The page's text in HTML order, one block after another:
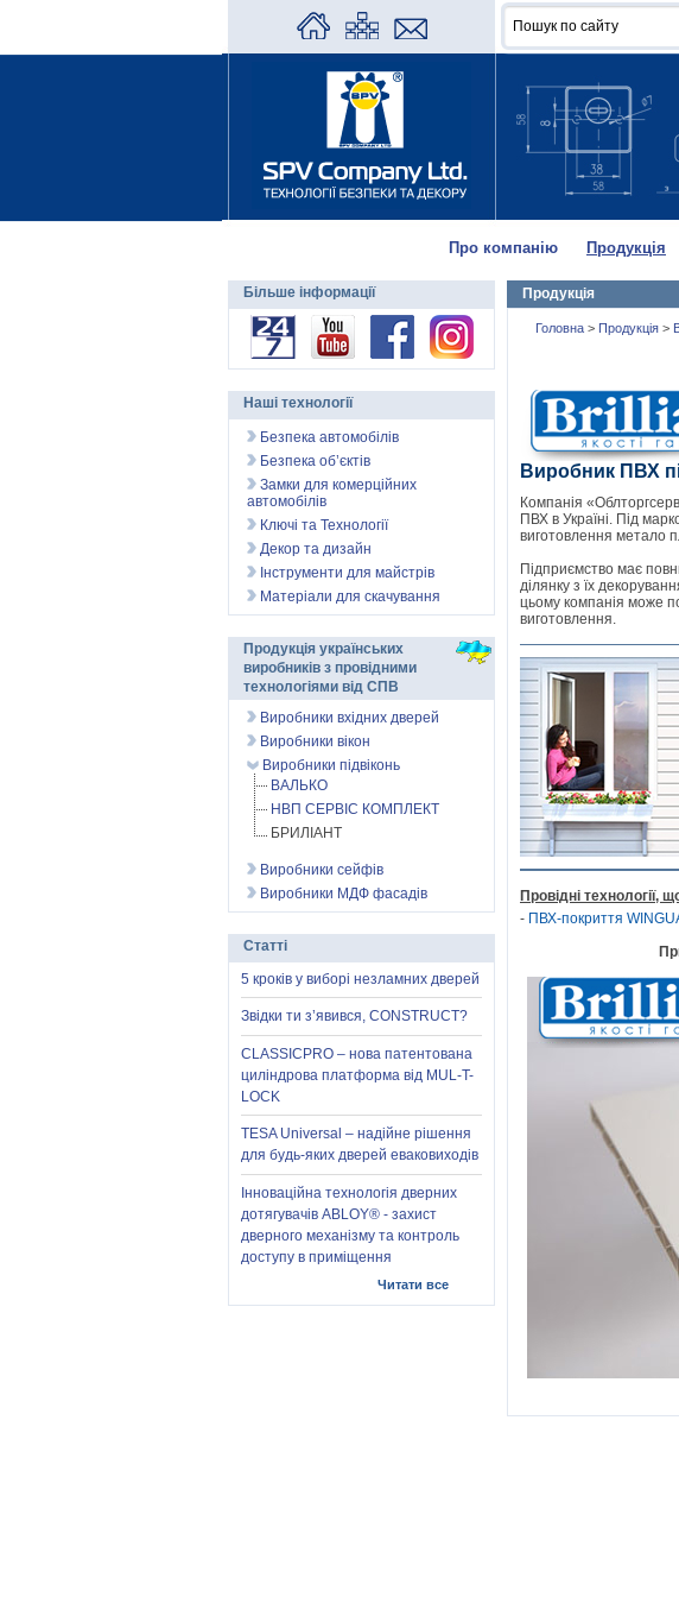
Про компанію Продукція
Продукція
Головна > Продукція >
Виробник ПВХ
Компанія
ПВХ в Україні. Під
виготовлення метало
Підприємство має
ділянку з їх
цьому компанія може
виготовлення.
Провідні технології,
- ПВХ-покриття
Більше інформації
Наші технології
Безпека автомобілів
Безпека об’єктів
Замки для комерційних
автомобілів
Ключі та Технології
Декор та дизайн
Інструменти для майстрів
Матеріали для скачування
Продукція українських
виробників з провідними
технологіями від СПВ
Виробники вхідних дверей
Виробники вікон
Виробники підвіконь
ВАЛЬКО
НВП СЕРВІС КОМПЛЕКТ
БРИЛІАНТ
Виробники сейфів
Виробники МДФ фасадів
Статті
5 кроків у виборі незламних дверей
Звідки ти з’явився, CONSTRUCT?
CLASSICPRO – нова патентована
циліндрова платформа від MUL-T-
LOCK
TESA Universal – надійне рішення
для будь-яких дверей еваковиходів
Інноваційна технологія дверних
дотягувачів ABLOY® - захист
дверного механізму та контроль
доступу в приміщення
Читати все